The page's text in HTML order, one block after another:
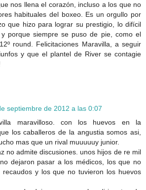
nos llena el corazón, incluso a los que no
habituales del boxeo. Es un orgullo por
que hizo para lograr su prestigio, lo difícil
porque siempre se puso de pie, como el
round. Felicitaciones Maravilla, a seguir
y que el plantel de River se contagie
septiembre de 2012 a las 0:07
maravilloso. con los huevos en la
los caballeros de la angustia somos asi,
mas que un rival muuuuuy junior.
no admite discusiones. unos hijos de re mil
dejaron pasar a los médicos, los que no
recaudos y los que no tuvieron los huevos